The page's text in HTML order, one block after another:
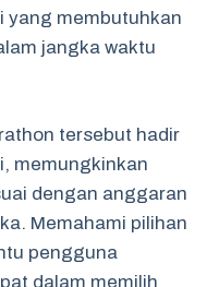
yang membutuhkan
jangka waktu
tersebut hadir
memungkinkan
dengan anggaran
Memahami pilihan
pengguna
dalam memilih